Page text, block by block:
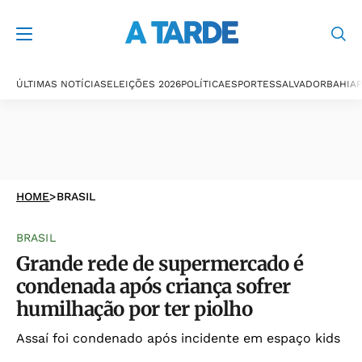
ÚLTIMAS NOTÍCIASELEIÇÕES 2026POLÍTICAESPORTESSALVADORBAHIA
HOME>BRASIL
BRASIL
Grande rede de supermercado é
condenada após criança sofrer
humilhação por ter piolho
Assaí foi condenado após incidente em espaço kids